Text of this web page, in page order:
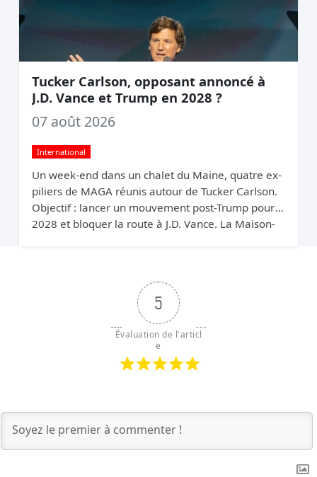
Tucker Carlson, opposant annoncé à
J.D. Vance et Trump en 2028 ?
07 août 2026
International
Un week-end dans un chalet du Maine, quatre ex-
piliers de MAGA réunis autour de Tucker Carlson.
Objectif : lancer un mouvement post-Trump pour
2028 et bloquer la route à J.D. Vance. La Maison-
5
Évaluation de l'articl
e